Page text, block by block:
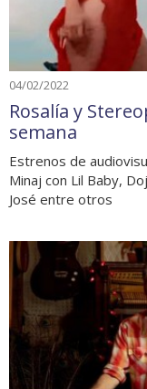
04/02/2022
Rosalía y
semana
Estrenos de
Minaj con Lil Baby,
José entre otros